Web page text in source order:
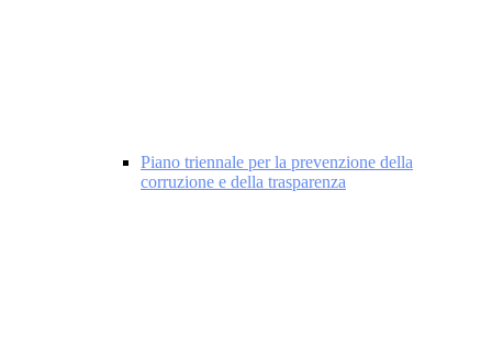
Piano triennale per la prevenzione della
corruzione e della trasparenza